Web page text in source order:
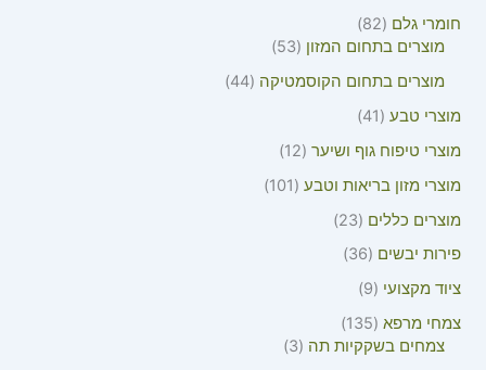
חומרי גלם
82
מוצרים בתחום המזון
53
מוצרים בתחום הקוסמטיקה 44
מוצרי טבע
41
מוצרי טיפוח גוף ושיער 12
מוצרי מזון בריאות וטבע
101
מוצרים כללים
23
פירות יבשים
36
ציוד מקצועי
9
צמחי מרפא 135
צמחים בשקקיות תה
3